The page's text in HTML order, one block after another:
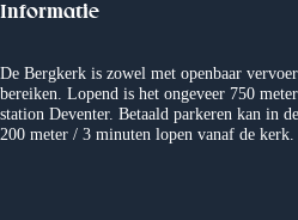
Informatie
De Bergkerk is zowel met openbaar
bereiken. Lopend is het ongeveer 750
station Deventer. Betaald parkeren kan in
200 meter / 3 minuten lopen vanaf de kerk.